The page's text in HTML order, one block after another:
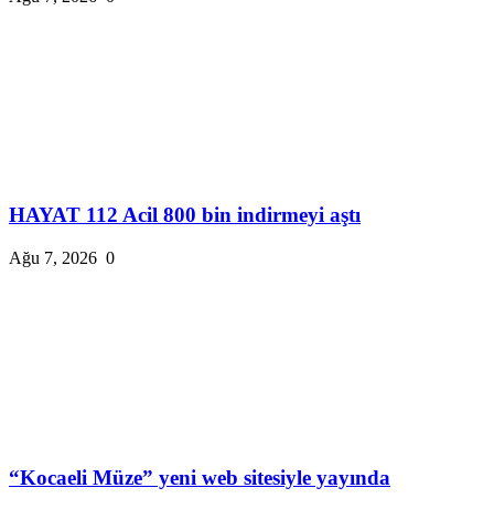
HAYAT 112 Acil 800 bin indirmeyi aştı
Ağu 7, 2026 0
“Kocaeli Müze” yeni web sitesiyle yayında